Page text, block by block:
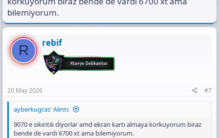
bilemiyorum.
R rebif
20 May 2026 #7
ayberkugras' Alıntı:
9070 e sıkıntılı diyorlar amd ekran kartı almaya korkuyorum biraz
bende de vardı 6700 xt ama bilemiyorum.